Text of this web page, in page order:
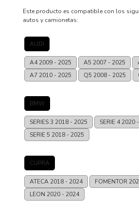
Este producto es compatible con los
autos y camionetas:
AUDI
A42009 - 2025 A5 2007 - 2025
A7 2010 - 2025 Q5 2008 - 2025
BMW
SERIES 3 2018 - 2025 SERIE 42020
SERIE 5 2018 - 2025
CUPRA
ATECA 2018 - 2024 FOMENTOR
LEON 2020 - 2024